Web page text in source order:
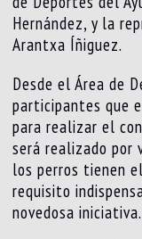
Hernández, y la
Arantxa Íñiguez.
Desde el Área de
participantes que
para realizar el
será realizado por
los perros tienen
requisito
novedosa iniciativa.